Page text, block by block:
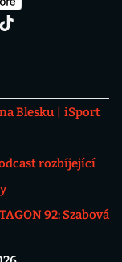
Blesku
iSport
rozbíjející
92: Szabová